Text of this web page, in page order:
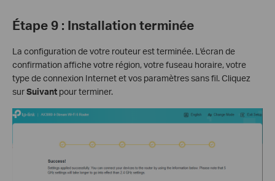
Étape 9 : Installation terminée
La configuration de votre routeur est terminée. L'écran de
confirmation affiche votre région, votre fuseau horaire, votre
type de connexion Internet et vos paramètres sans fil. Cliquez
surSuivant pour terminer.